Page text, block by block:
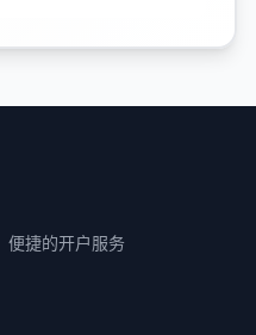
便捷的开户服务